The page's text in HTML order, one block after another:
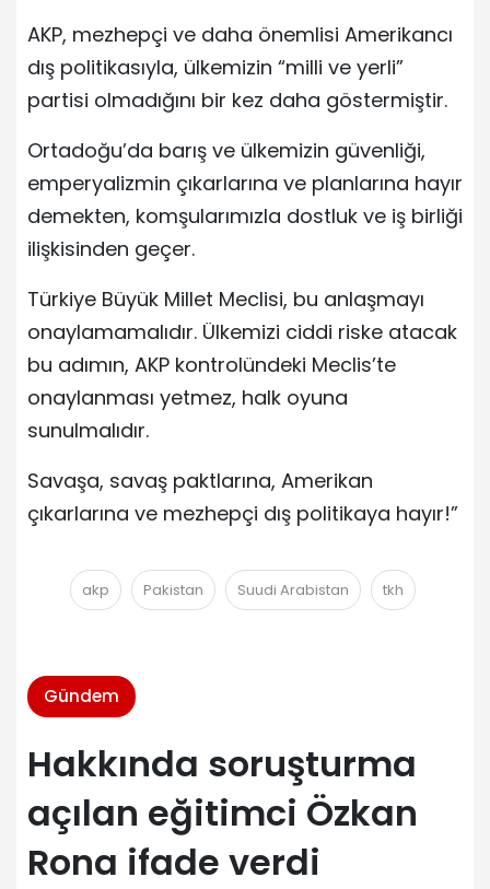
AKP, mezhepçi ve daha önemlisi Amerikancı
dış politikasıyla, ülkemizin “milli ve yerli”
partisi olmadığını bir kez daha göstermiştir.
Ortadoğu’da barış ve ülkemizin güvenliği,
emperyalizmin çıkarlarına ve planlarına hayır
demekten, komşularımızla dostluk ve iş birliği
ilişkisinden geçer.
Türkiye Büyük Millet Meclisi, bu anlaşmayı
onaylamamalıdır. Ülkemizi ciddi riske atacak
bu adımın, AKP kontrolündeki Meclis’te
onaylanması yetmez, halk oyuna
sunulmalıdır.
Savaşa, savaş paktlarına, Amerikan
çıkarlarına ve mezhepçi dış politikaya hayır!”
akp Pakistan Suudi Arabistan tkh
Gündem
Hakkında soruşturma
açılan eğitimci Özkan
Rona ifade verdi